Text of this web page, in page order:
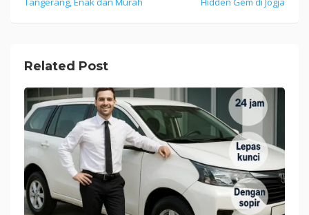
navigation
Related Post